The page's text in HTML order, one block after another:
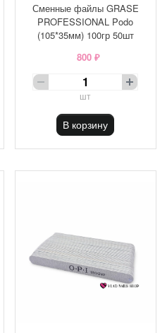
Сменные файлы GRASE
PROFESSIONAL Podo
(105*35мм) 100гр 50шт
800 ₽
шт
В корзину